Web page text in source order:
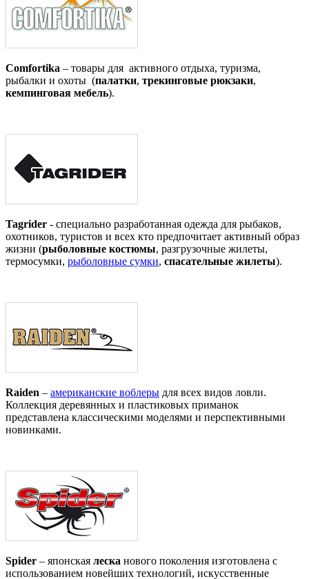
Comfortika – товары для активного отдыха, туризма,
рыбалки и охоты (палатки, трекинговые рюкзаки,
кемпинговая мебель).
Tagrider - специально разработанная одежда для рыбаков,
охотников, туристов и всех кто предпочитает активный образ
жизни (рыболовные костюмы, разгрузочные жилеты,
термосумки, рыболовные сумки, спасательные жилеты).
Raiden – американские воблеры для всех видов ловли.
Коллекция деревянных и пластиковых приманок
представлена классическими моделями и перспективными
новинками.
Spider – японская леска нового поколения изготовлена с
использованием новейших технологий, искусственные